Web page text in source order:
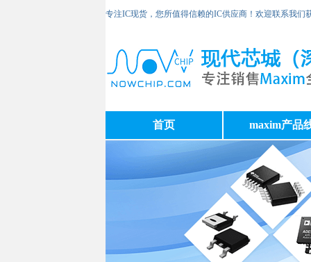
专注IC现货，您所值得信赖的IC供应商！欢迎联系我们
首页 maxim产品